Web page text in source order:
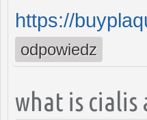
https://
odpowiedz
what is cialis